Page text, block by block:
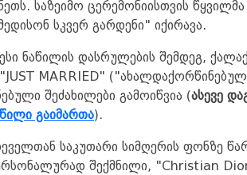
საზეიმო ცერემონიისთვის
სკვერ გარდენი" იქირავა.
ნაწილის დასრულების შემდეგ,
MARRIED"
შეძახილები გამოიწვია (ასევე
გაიმართა).
საკუთარი სიმღერის ფონზე
შექმნილი, "Christian